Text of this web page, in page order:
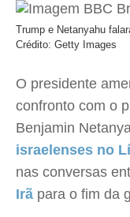
Trump e Netanyahu
Crédito: Getty Images
O presidente
confronto com o
Benjamin
israelenses no
nas conversas
Irã para o fim da